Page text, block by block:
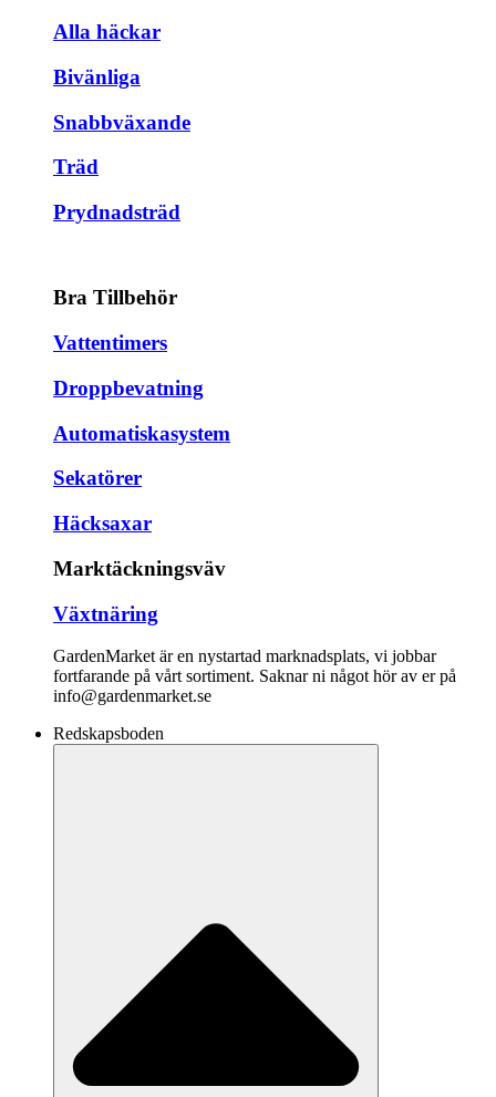
Alla häckar
Bivänliga
Snabbväxande
Träd
Prydnadsträd
Bra Tillbehör
Vattentimers
Droppbevatning
Automatiskasystem
Sekatörer
Häcksaxar
Marktäckningsväv
Växtnäring
GardenMarket är en nystartad marknadsplats, vi jobbar
fortfarande på vårt sortiment. Saknar ni något hör av er på
info@gardenmarket.se
Redskapsboden